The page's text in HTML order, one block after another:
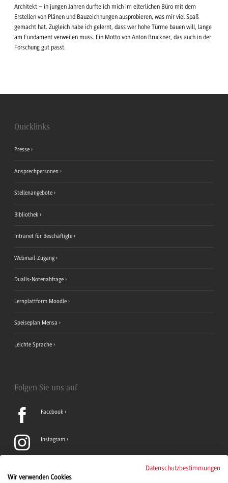
Architekt – in jungen Jahren durfte ich mich im elterlichen Büro mit dem
Erstellen von Plänen und Bauzeichnungen ausprobieren, was mir viel Spaß
gemacht hat. Zugleich habe ich gelernt, dass wer hohe Türme bauen will, lange
am Fundament verweilen muss. Ein Motto von Anton Bruckner, das auch in der
Forschung gut passt.
Quicklinks
Presse
Ansprechpersonen
Stellenangebote
Bibliothek
Intranet für Beschäftigte
Webmail-Zugang
Dualis-Notenabfrage
Lernplattform Moodle
Speiseplan Mensa
Leichte Sprache
Folgen Sie uns auf
Facebook
Instagram
Datenschutzbestimmungen
Wir verwenden Cookies